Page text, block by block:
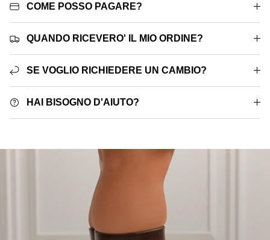
COME POSSO PAGARE?
QUANDO RICEVERO' IL MIO ORDINE?
SE VOGLIO RICHIEDERE UN CAMBIO?
HAI BISOGNO D'AIUTO?